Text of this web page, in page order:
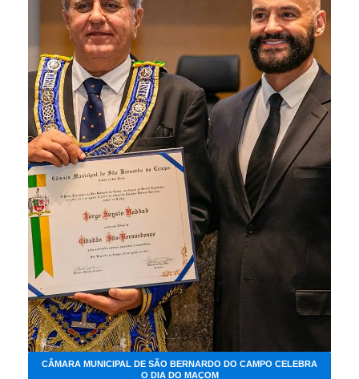
CÂMARA MUNICIPAL DE SÃO BERNARDO DO CAMPO CELEBRA
O DIA DO MAÇOM